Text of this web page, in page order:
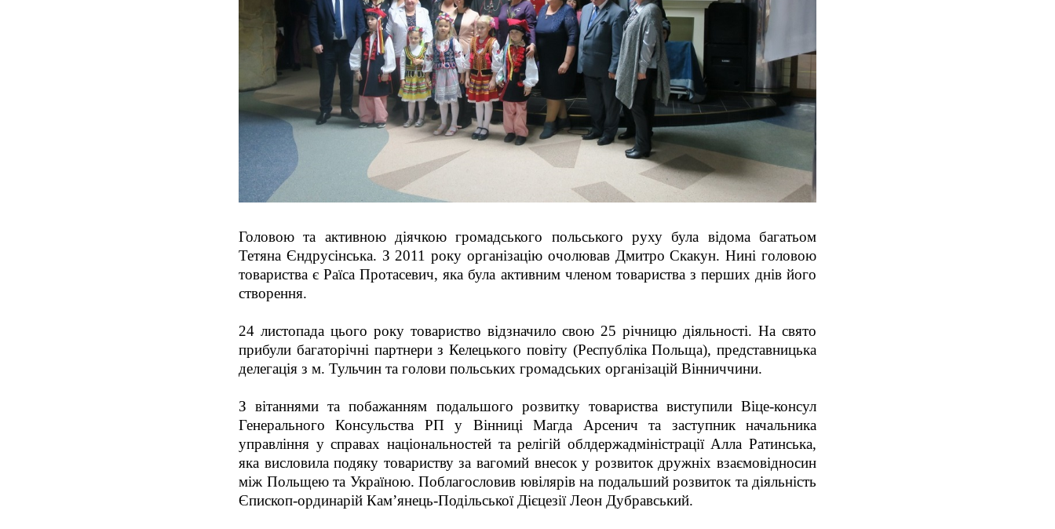
Головою та активною діячкою громадського польського руху була відома багатьом
Тетяна Єндрусінська. З 2011 року організацію очолював Дмитро Скакун. Нині головою
товариства є Раїса Протасевич, яка була активним членом товариства з перших днів його
створення.
24 листопада цього року товариство відзначило свою 25 річницю діяльності. На свято
прибули багаторічні партнери з Келецького повіту (Республіка Польща), представницька
делегація з м. Тульчин та голови польських громадських організацій Вінниччини.
З вітаннями та побажанням подальшого розвитку товариства виступили Віце-консул
Генерального Консульства РП у Вінниці Магда Арсенич та заступник начальника
управління у справах національностей та релігій облдержадміністрації Алла Ратинська,
яка висловила подяку товариству за вагомий внесок у розвиток дружніх взаємовідносин
між Польщею та Україною. Поблагословив ювілярів на подальший розвиток та діяльність
Єпископ-ординарій Кам’янець-Подільської Дієцезії Леон Дубравський.